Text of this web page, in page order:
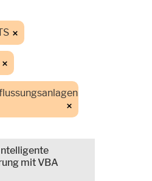
mit VBA